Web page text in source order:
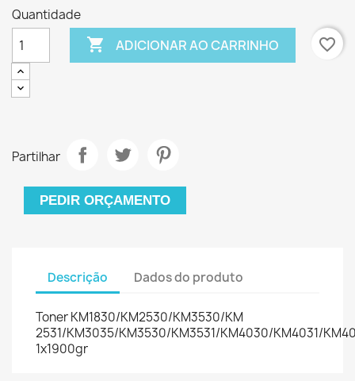
Quantidade
 ADICIONAR AO CARRINHO favorite_border
Partilhar
PEDIR ORÇAMENTO
Descrição Dados do produto
Toner KM1830/KM2530/KM3530/KM
2531/KM3035/KM3530/KM3531/KM4030/KM4031/
1x1900gr